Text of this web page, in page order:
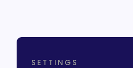
SETTINGS